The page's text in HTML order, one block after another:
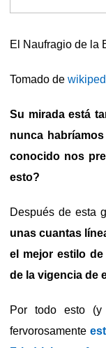
El Naufragio de la
Tomado de
Su mirada está
nunca
conocido nos
esto?
Después de esta
unas cuantas
el mejor estilo
de la vigencia de
Por todo esto (y
fervorosamente